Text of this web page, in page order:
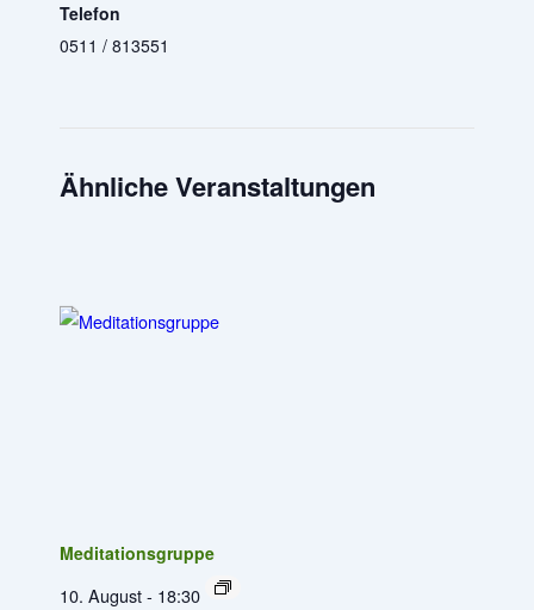
Telefon
0511 / 813551
Ähnliche Veranstaltungen
Meditationsgruppe
10. August - 18:30